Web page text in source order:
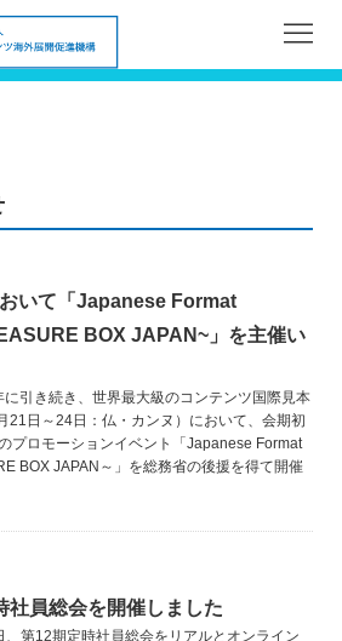
いて「Japanese Format
BOX JAPAN~」を主催い
に引き続き、世界最大級のコンテンツ国際見本
21日～24日：仏・カンヌ）において、会期初
プロモーションイベント「Japanese Format
BOX JAPAN～」を総務省の後援を得て開催
社員総会を開催しました
第12期定時社員総会をリアルとオンライン